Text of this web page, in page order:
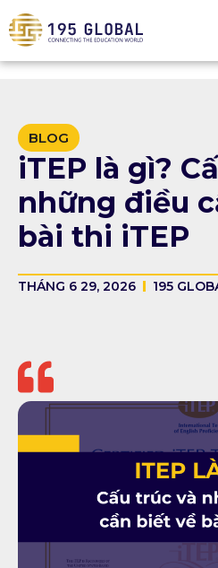
BLOG
iTEP là gì?
những điều
bài thi iTEP
THÁNG 6 29, 2026 195